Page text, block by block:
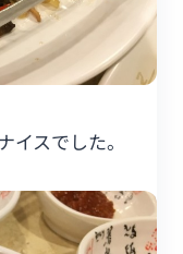
スでした。